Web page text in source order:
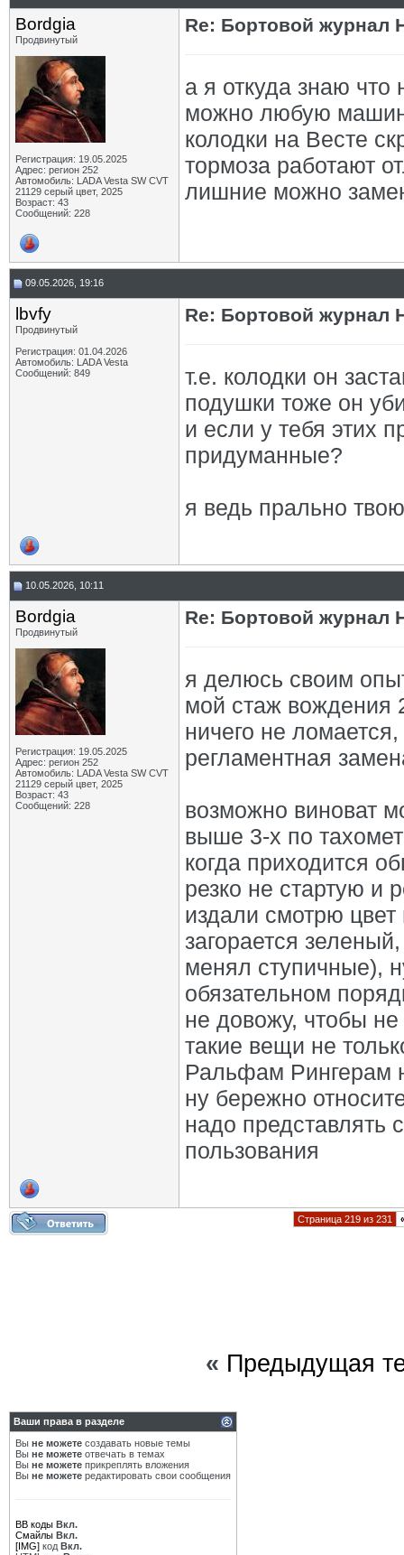
Bordgia
Продвинутый
Регистрация: 19.05.2025
Адрес: регион 252
Автомобиль: LADA Vesta SW CVT
21129 серый цвет, 2025
Возраст: 43
Сообщений: 228
Re: Бортовой журнал
а я откуда знаю что
можно любую
колодки на Весте
тормоза работают
лишние можно
09.05.2026, 19:16
lbvfy
Продвинутый
Регистрация: 01.04.2026
Автомобиль: LADA Vesta
Сообщений: 849
Re: Бортовой журнал
т.е. колодки он
подушки тоже он
и если у тебя этих
придуманные?
я ведь прально
10.05.2026, 10:11
Bordgia
Продвинутый
Регистрация: 19.05.2025
Адрес: регион 252
Автомобиль: LADA Vesta SW CVT
21129 серый цвет, 2025
Возраст: 43
Сообщений: 228
Re: Бортовой журнал
я делюсь своим
мой стаж вождения
ничего не
регламентная
возможно виноват
выше 3-х по
когда приходится
резко не стартую и
издали смотрю
загорается
менял ступичные),
обязательном
не довожу, чтобы
такие вещи не
Ральфам Рингерам
ну бережно
надо представлять
пользования
Страница 219 из 231
« Предыдущая
Ваши права в разделе
Вы не можете создавать новые темы
Вы не можете отвечать в темах
Вы не можете прикреплять вложения
Вы не можете редактировать свои сообщения
BB коды Вкл.
Смайлы Вкл.
[IMG] код Вкл.